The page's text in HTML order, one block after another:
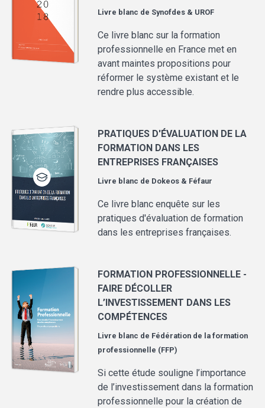
Livre blanc de Synofdes & UROF
Ce livre blanc sur la formation
professionnelle en France met en
avant maintes propositions pour
réformer le système existant et le
rendre plus accessible.
PRATIQUES D'ÉVALUATION DE LA
FORMATION DANS LES
ENTREPRISES FRANÇAISES
Livre blanc de Dokeos & Féfaur
Ce livre blanc enquête sur les
pratiques d'évaluation de formation
dans les entreprises françaises.
FORMATION PROFESSIONNELLE -
FAIRE DÉCOLLER
L’INVESTISSEMENT DANS LES
COMPÉTENCES
Livre blanc de Fédération de la formation
professionnelle (FFP)
Si cette étude souligne l’importance
de l’investissement dans la formation
professionnelle pour la création de